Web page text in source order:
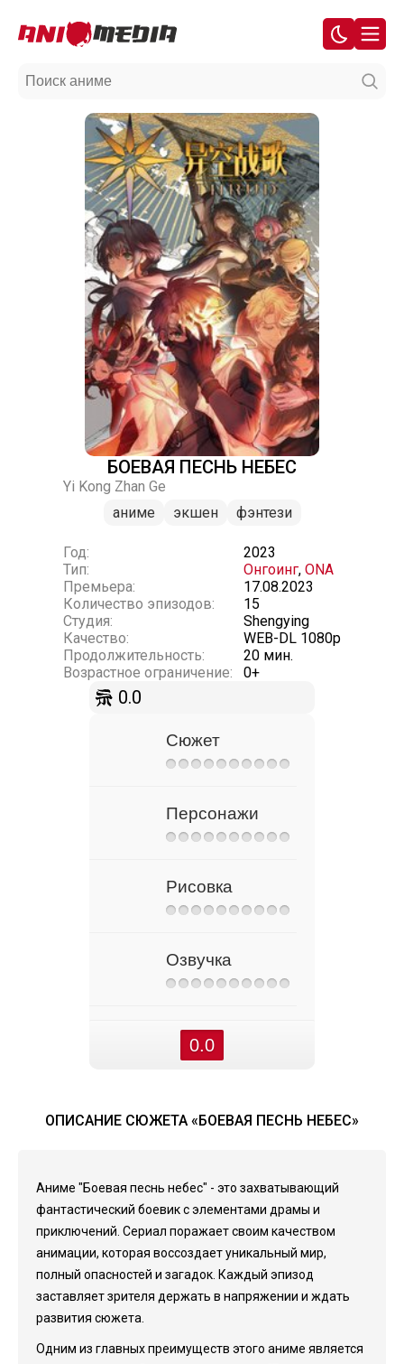
БОЕВАЯ ПЕСНЬ НЕБЕС
Yi Kong Zhan Ge
аниме
экшен фэнтези
Год:
2023
Тип:
Онгоинг, ONA
Премьера:
17.08.2023
Количество эпизодов:
15
Студия:
Shengying
Качество:
WEB-DL 1080p
Продолжительность:
20 мин.
Возрастное ограничение:
0+
0.0
Сюжет
Персонажи
Рисовка
Озвучка
0.0
ОПИСАНИЕ СЮЖЕТА «БОЕВАЯ ПЕСНЬ НЕБЕС»
Аниме "Боевая песнь небес" - это захватывающий
фантастический боевик с элементами драмы и
приключений. Сериал поражает своим качеством
анимации, которая воссоздает уникальный мир,
полный опасностей и загадок. Каждый эпизод
заставляет зрителя держать в напряжении и ждать
развития сюжета.
Одним из главных преимуществ этого аниме является